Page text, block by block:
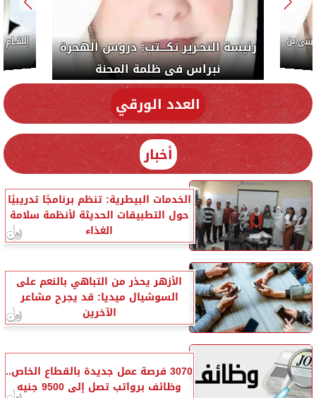
رئيسة التحـرير تكـــتب: دروس الهجرة
نبراس فى ظلمة المحنة
بن
العدد الورقي
أخبار
الخدمات البيطرية: تنظم برنامجًا تدريبيًا
حول التطبيقات الحديثة لأنظمة سلامة
الغذاء
الأزهر يحذر من التباهي بالنعم على
السوشيال ميديا: قد يجرح مشاعر
الآخرين
3070 فرصة عمل جديدة بالقطاع الخاص..
وظائف برواتب تصل إلى 9500 جنيه